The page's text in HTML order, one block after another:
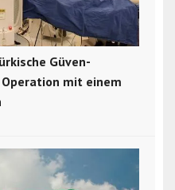
Güven-
mit einem